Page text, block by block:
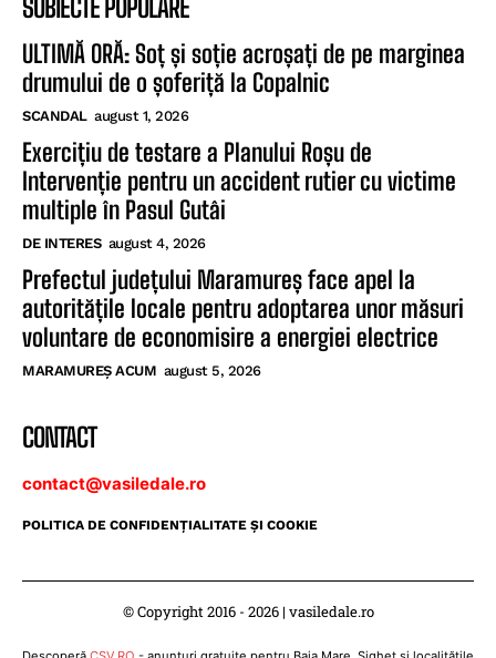
SUBIECTE POPULARE
ULTIMĂ ORĂ: Soț și soție acroșați de pe marginea
drumului de o șoferiță la Copalnic
SCANDAL august 1, 2026
Exercițiu de testare a Planului Roșu de
Intervenție pentru un accident rutier cu victime
multiple în Pasul Gutâi
DE INTERES august 4, 2026
Prefectul județului Maramureș face apel la
autoritățile locale pentru adoptarea unor măsuri
voluntare de economisire a energiei electrice
MARAMUREȘ ACUM august 5, 2026
CONTACT
contact@vasiledale.ro
POLITICA DE CONFIDENŢIALITATE ŞI COOKIE
© Copyright 2016 - 2026 | vasiledale.ro